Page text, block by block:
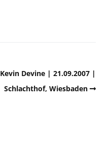
Kevin Devine | 21.09.2007 |
Schlachthof, Wiesbaden